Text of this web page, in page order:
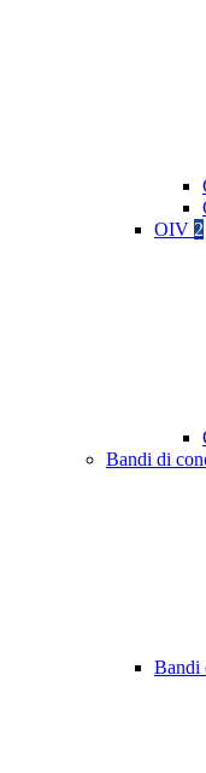
OIV 2
Bandi di
Bandi